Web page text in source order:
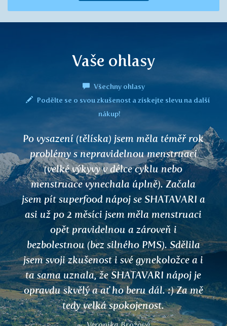
Vaše ohlasy
Všechny ohlasy
Podělte se o svou zkušenost a získejte slevu na další
nákup!
Vaše čaje jsou unikátní, účinné a chutné,
konzumuje je celá má rodina a působí
blahodárně.
Anežka, Prešov